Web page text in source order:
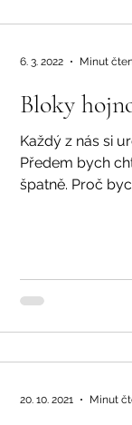
Bloky
Každý z nás si
Předem bych
špatně. Proč
6. 3. 2022 Minut
20. 10. 2021 Minut